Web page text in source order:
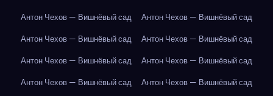
Антон Чехов — Вишнёвый сад
Антон Чехов — Вишнёвый сад
Антон Чехов — Вишнёвый сад
Антон Чехов — Вишнёвый сад
Антон Чехов — Вишнёвый сад
Антон Чехов — Вишнёвый сад
Антон Чехов — Вишнёвый сад
Антон Чехов — Вишнёвый сад